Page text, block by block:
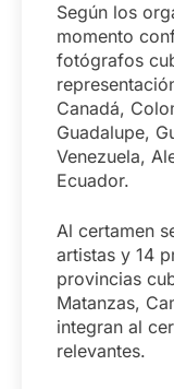
Según los
momento
fotógrafos
Canadá,
Guadalupe,
Venezuela,
Ecuador.
Al certamen
artistas y 14
provincias
Matanzas,
integran al
relevantes.